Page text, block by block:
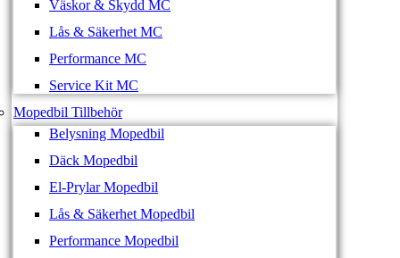
Väskor & Skydd MC
Lås & Säkerhet MC
Performance MC
Service Kit MC
Mopedbil Tillbehör
Belysning Mopedbil
Däck Mopedbil
El-Prylar Mopedbil
Lås & Säkerhet Mopedbil
Performance Mopedbil